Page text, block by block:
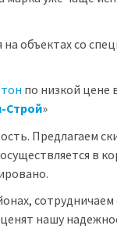
объектах со
по низкой цене
Строй»
Предлагаем
в
нашу